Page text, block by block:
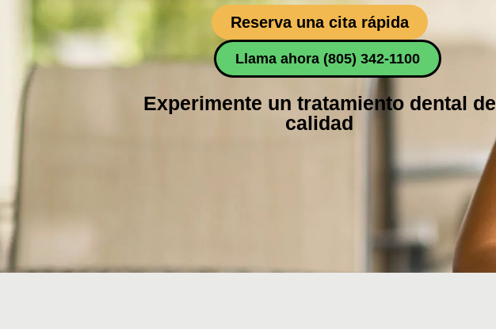
Reserva una cita rápida
Llama ahora (805) 342-1100
Experimente un tratamiento dental de
calidad